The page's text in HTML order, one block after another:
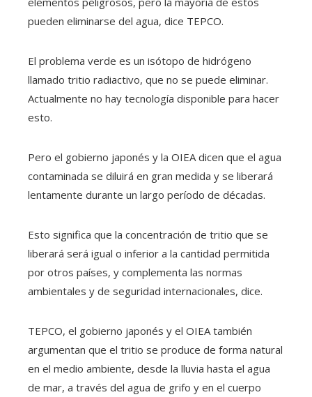
pueden eliminarse del agua, dice TEPCO.
El problema verde es un isótopo de hidrógeno
llamado tritio radiactivo, que no se puede eliminar.
Actualmente no hay tecnología disponible para hacer
esto.
Pero el gobierno japonés y la OIEA dicen que el agua
contaminada se diluirá en gran medida y se liberará
lentamente durante un largo período de décadas.
Esto significa que la concentración de tritio que se
liberará será igual o inferior a la cantidad permitida
por otros países, y complementa las normas
ambientales y de seguridad internacionales, dice.
TEPCO, el gobierno japonés y el OIEA también
argumentan que el tritio se produce de forma natural
en el medio ambiente, desde la lluvia hasta el agua
de mar, a través del agua de grifo y en el cuerpo